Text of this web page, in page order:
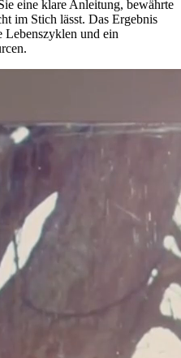
eine klare Anleitung, bewährte
im Stich lässt. Das Ergebnis
Lebenszyklen und ein